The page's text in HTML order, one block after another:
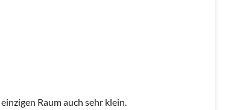
Raum auch sehr klein.